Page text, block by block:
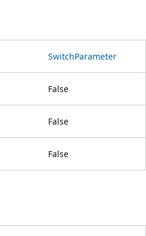
SwitchParameter
False
False
False